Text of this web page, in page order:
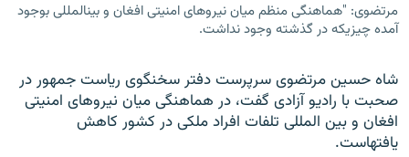
مرتضوی: "هماهنگی منظم میان نیروهای امنیتی افغان و بین‎المللی بوجود
آمده چیزی‎که در گذشته وجود نداشت.
شاه حسین مرتضوی سرپرست دفتر سخنگوی ریاست جمهور در
صحبت با رادیو آزادی گفت، در هماهنگی میان نیروهای امنیتی
افغان و بین المللی تلفات افراد ملکی در کشور کاهش
یافته‎است.